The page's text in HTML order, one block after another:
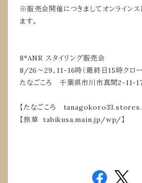
※販売会開催につきましてオンラインス
ます。
8°ANR スタイリング販売会
8/26〜29、11-16時（最終日15時クロー
たなごころ 千葉県市川市真間2-11-
【たなごころ
【旅草 tabikusa.main.jp/wp/】